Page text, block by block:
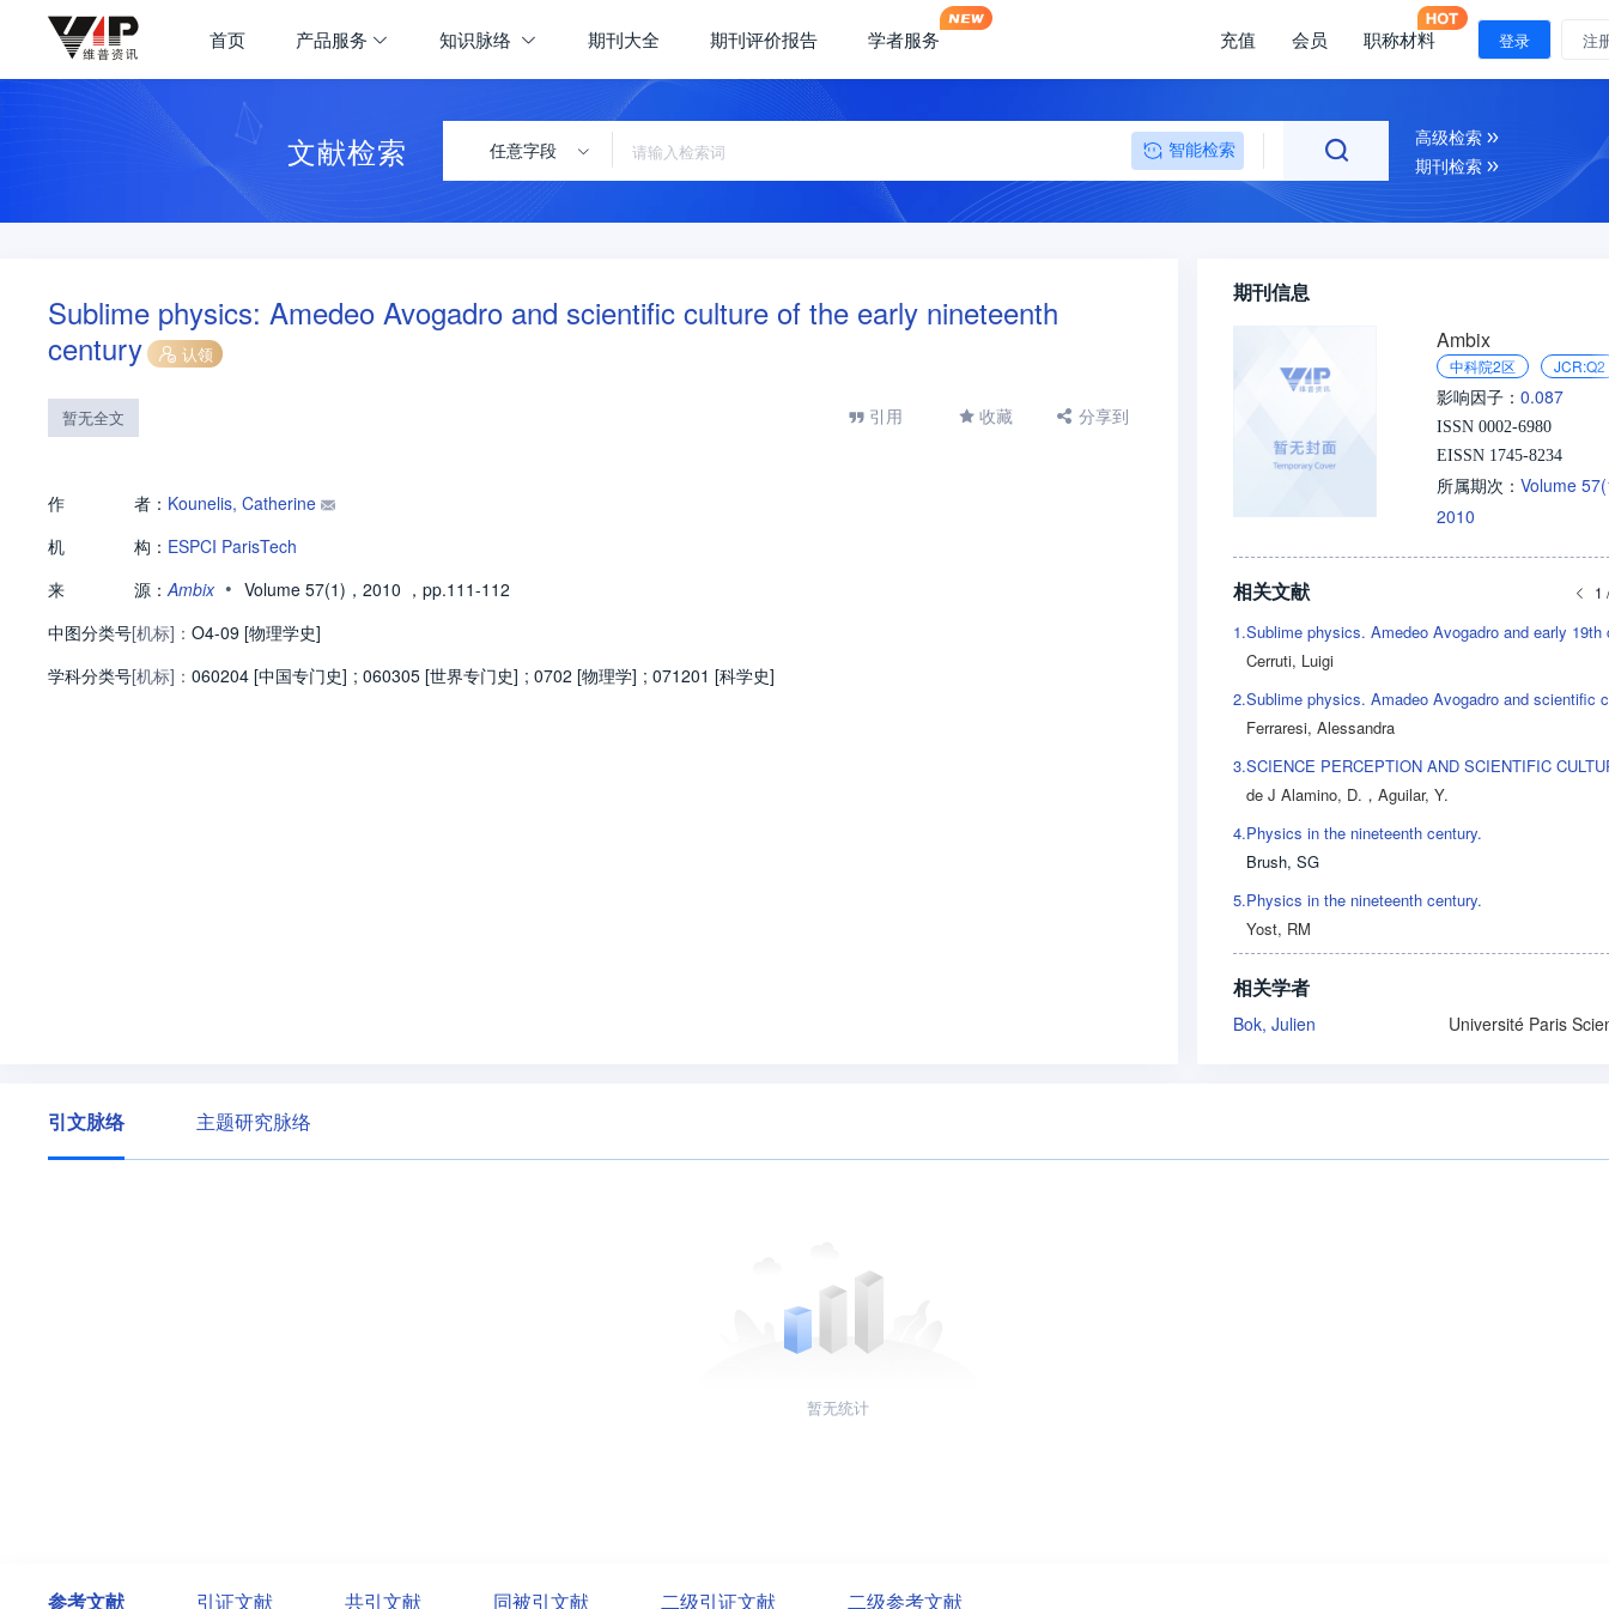
首页 产品服务 知识脉络 期刊大全 期刊评价报告 学者服务 充值 会员 职称材料 登录 注
文献检索 任意字段 智能检索
高级检索
期刊检索
Sublime physics: Amedeo Avogadro and scientific culture of the early nineteenth
century
认领
暂无全文 引用 收藏 分享到
作 者： Kounelis, Catherine
机
构： ESPCI ParisTech
来
源：Ambix • Volume 57(1)，2010 ，pp.111-112
中图分类号[机标]： O4-09 [物理学史]
学科分类号[机标]： 060204 [中国专门史] ; 060305 [世界专门史] ; 0702 [物理学] ; 071201 [科学史]
期刊信息
Ambix
中科院2区 JCR:Q2
影响因子： 0.087
ISSN 0002-6980
EISSN 1745-8234
所属期次： Volume
2010
相关文献 1
1.
Cerruti, Luigi
2.
Ferraresi, Alessandra
3.
de J Alamino, D. ， Aguilar, Y.
4.Physics in the nineteenth century.
Brush, SG
5.Physics in the nineteenth century.
Yost, RM
相关学者
Bok, Julien
引文脉络 主题研究脉络
暂无统计
参考文献 引证文献 共引文献 同被引文献 二级引证文献 二级参考文献